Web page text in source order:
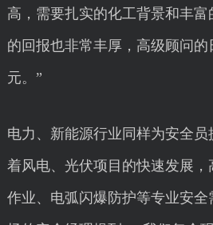
高，需要扎实的化工背景和丰
的回报也非常丰厚，高级顾问
元。”
电力、新能源行业同样为安全
着风电、光伏项目的快速发展，
作业、电弧闪爆防护等专业安